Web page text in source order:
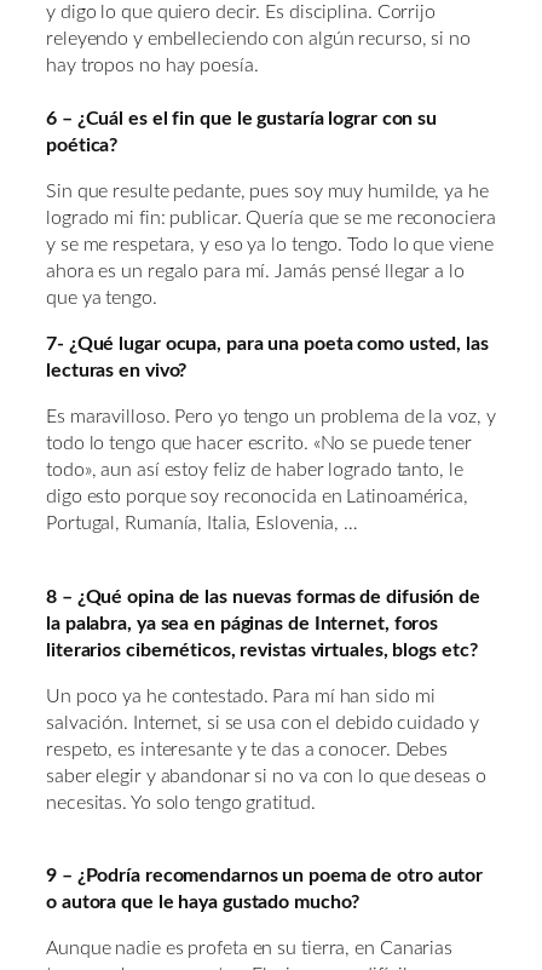
y digo lo que quiero decir. Es disciplina. Corrijo
releyendo y embelleciendo con algún recurso, si no
hay tropos no hay poesía.
6 – ¿Cuál es el fin que le gustaría lograr con su
poética?
Sin que resulte pedante, pues soy muy humilde, ya he
logrado mi fin: publicar. Quería que se me reconociera
y se me respetara, y eso ya lo tengo. Todo lo que viene
ahora es un regalo para mí. Jamás pensé llegar a lo
que ya tengo.
7- ¿Qué lugar ocupa, para una poeta como usted, las
lecturas en vivo?
Es maravilloso. Pero yo tengo un problema de la voz, y
todo lo tengo que hacer escrito. «No se puede tener
todo», aun así estoy feliz de haber logrado tanto, le
digo esto porque soy reconocida en Latinoamérica,
Portugal, Rumanía, Italia, Eslovenia, …
8 – ¿Qué opina de las nuevas formas de difusión de
la palabra, ya sea en páginas de Internet, foros
literarios cibernéticos, revistas virtuales, blogs etc?
Un poco ya he contestado. Para mí han sido mi
salvación. Internet, si se usa con el debido cuidado y
respeto, es interesante y te das a conocer. Debes
saber elegir y abandonar si no va con lo que deseas o
necesitas. Yo solo tengo gratitud.
9 – ¿Podría recomendarnos un poema de otro autor
o autora que le haya gustado mucho?
Aunque nadie es profeta en su tierra, en Canarias